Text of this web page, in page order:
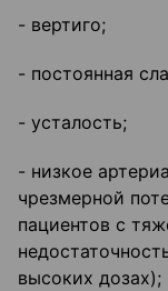
- вертиго;
- постоянная
- усталость;
- низкое
чрезмерной
пациентов с
высоких дозах);